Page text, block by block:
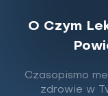
odżywczych
Sposób, w jaki
pomóc lub
czycy.
O Czym
Czasopismo
zdrowie w